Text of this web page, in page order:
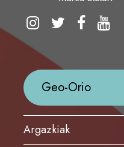
Geo-Orio
Argazkiak